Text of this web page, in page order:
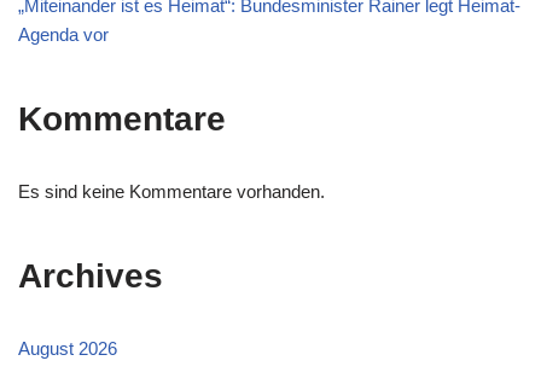
„Miteinander ist es Heimat“: Bundesminister Rainer legt Heimat-
Agenda vor
Kommentare
Es sind keine Kommentare vorhanden.
Archives
August 2026